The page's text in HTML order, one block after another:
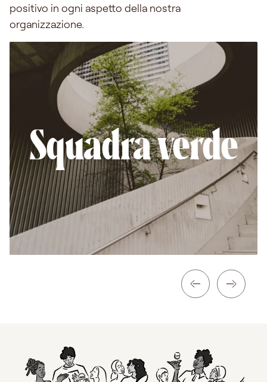
positivo in ogni aspetto della nostra
organizzazione.
Squadra verde